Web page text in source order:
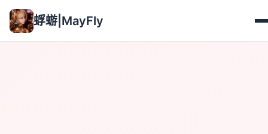
蜉蝣|MayFly